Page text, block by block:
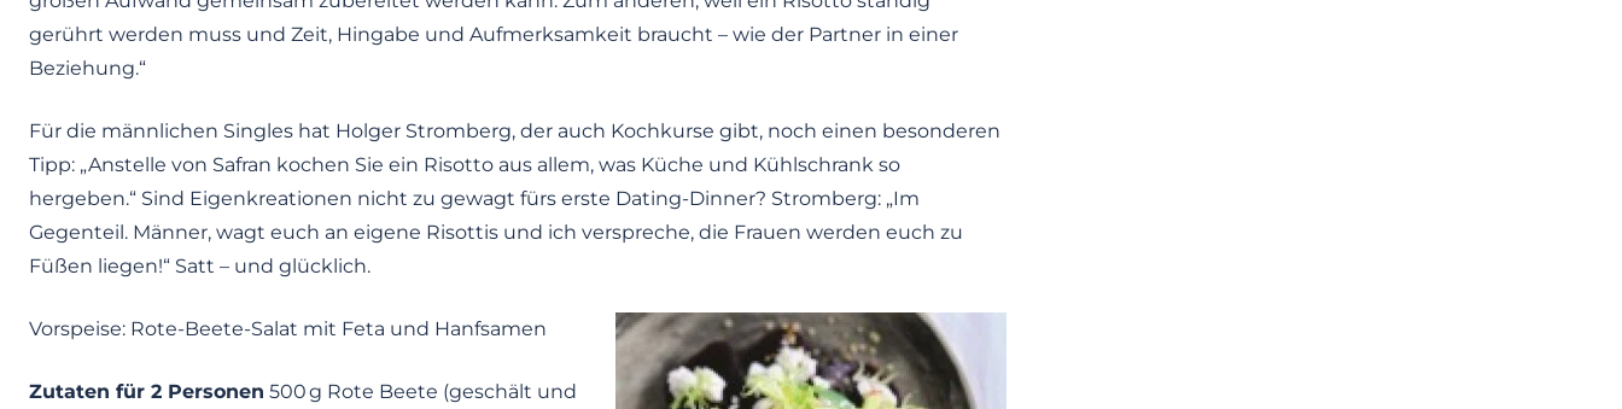
gerührt werden muss und Zeit, Hingabe und Aufmerksamkeit braucht – wie der Partner in einer
Beziehung.“
Für die männlichen Singles hat Holger Stromberg, der auch Kochkurse gibt, noch einen besonderen
Tipp: „Anstelle von Safran kochen Sie ein Risotto aus allem, was Küche und Kühlschrank so
hergeben.“ Sind Eigenkreationen nicht zu gewagt fürs erste Dating-Dinner? Stromberg: „Im
Gegenteil. Männer, wagt euch an eigene Risottis und ich verspreche, die Frauen werden euch zu
Füßen liegen!“ Satt – und glücklich.
Vorspeise: Rote-Beete-Salat mit Feta und Hanfsamen
Zutaten für 2 Personen 500 g Rote Beete (geschält und